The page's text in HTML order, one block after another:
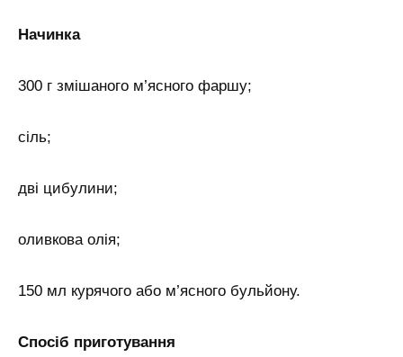
Начинка
300 г змішаного м’ясного фаршу;
сіль;
дві цибулини;
оливкова олія;
150 мл курячого або м’ясного бульйону.
Спосіб приготування